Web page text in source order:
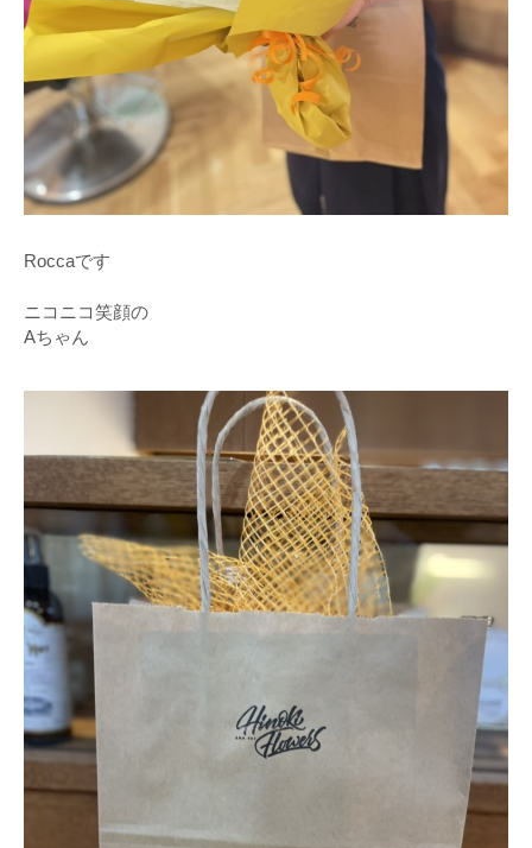
Roccaです
ニコニコ笑顔の
Aちゃん